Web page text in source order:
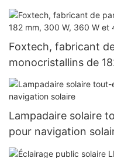
V, prix de gros pour
Foxtech, fabricant
monocristallins de
W à prix avantageux
Lampadaire solaire
pour navigation